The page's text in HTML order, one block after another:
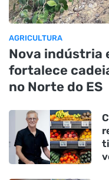
AGRICULTURA
Nova indústria
fortalece
no Norte do ES